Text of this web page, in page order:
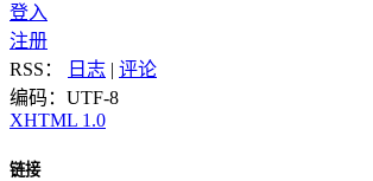
登入
注册
RSS：
日志 | 评论
编码：UTF-8
XHTML 1.0
链接